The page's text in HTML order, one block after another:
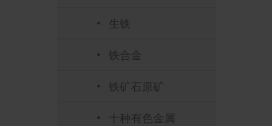
生铁
铁合金
铁矿石原矿
十种有色金属